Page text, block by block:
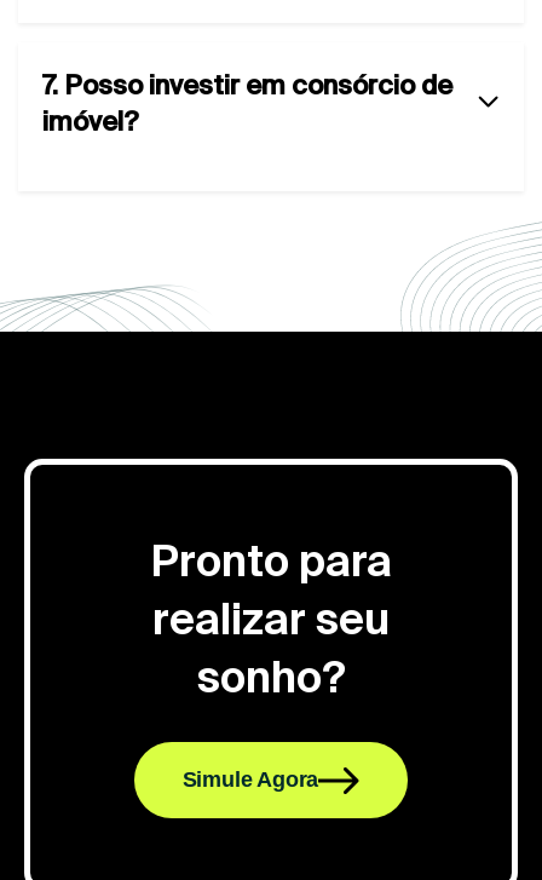
7. Posso investir em consórcio de
imóvel?
Pronto para
realizar seu
sonho?
Simule Agora